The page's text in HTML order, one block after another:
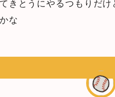
きとうにやるつもりだ
な